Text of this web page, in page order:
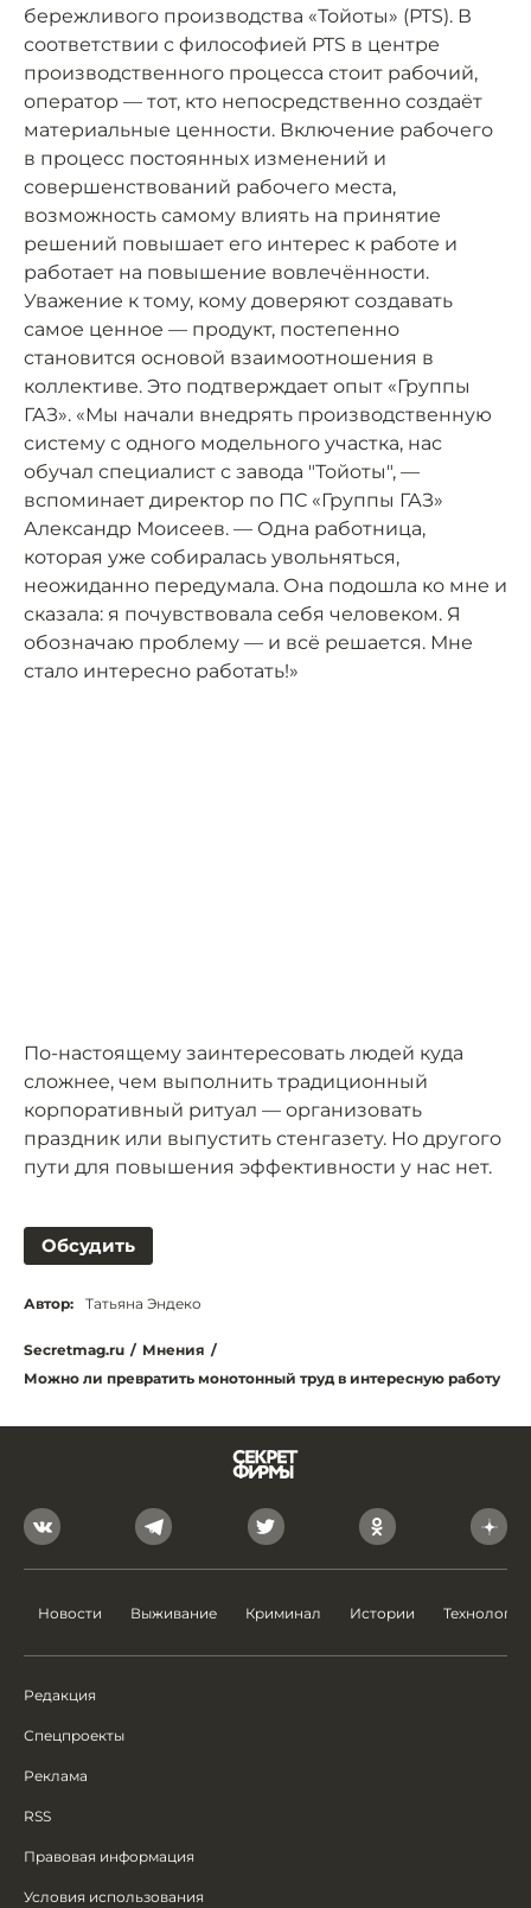
бережливого производства «Тойоты» (PTS). В
соответствии с философией PTS в центре
производственного процесса стоит рабочий,
оператор — тот, кто непосредственно создаёт
материальные ценности. Включение рабочего
в процесс постоянных изменений и
совершенствований рабочего места,
возможность самому влиять на принятие
решений повышает его интерес к работе и
работает на повышение вовлечённости.
Уважение к тому, кому доверяют создавать
самое ценное — продукт, постепенно
становится основой взаимоотношения в
коллективе. Это подтверждает опыт «Группы
ГАЗ». «Мы начали внедрять производственную
систему с одного модельного участка, нас
обучал специалист с завода "Тойоты", —
вспоминает директор по ПС «Группы ГАЗ»
Александр Моисеев. — Одна работница,
которая уже собиралась увольняться,
неожиданно передумала. Она подошла ко мне и
сказала: я почувствовала себя человеком. Я
обозначаю проблему — и всё решается. Мне
стало интересно работать!»
По-настоящему заинтересовать людей куда
сложнее, чем выполнить традиционный
корпоративный ритуал — организовать
праздник или выпустить стенгазету. Но другого
пути для повышения эффективности у нас нет.
Обсудить
Автор: Татьяна Эндеко
Secretmag.ru / Мнения /
Можно ли превратить монотонный труд в интересную работу
Новости Выживание Криминал Истории Технологии
Редакция
Спецпроекты
Реклама
RSS
Правовая информация
Условия использования